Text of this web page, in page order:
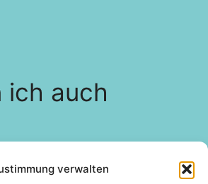
verwalten
ich auch
depot